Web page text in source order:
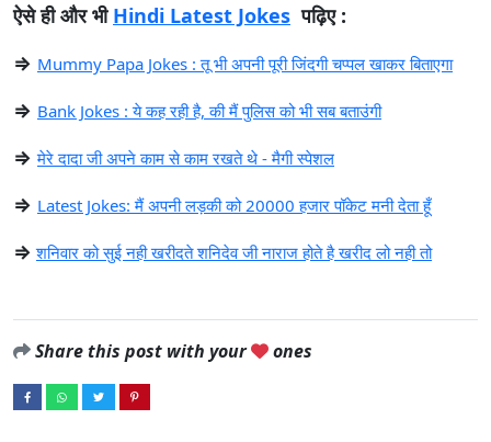
ऐसे ही और भी Hindi Latest Jokes पढ़िए :
⇒ Mummy Papa Jokes : तू भी अपनी पूरी जिंदगी चप्पल खाकर बिताएगा
⇒ Bank Jokes : ये कह रही है, की मैं पुलिस को भी सब बताउंगी
⇒मेरे दादा जी अपने काम से काम रखते थे - मैगी स्पेशल
⇒ Latest Jokes: मैं अपनी लड़की को 20000 हजार पॉकेट मनी देता हूँ
⇒ शनिवार को सुई नही खरीदते शनिदेव जी नाराज होते है खरीद लो नही तो
Share this post with your ones